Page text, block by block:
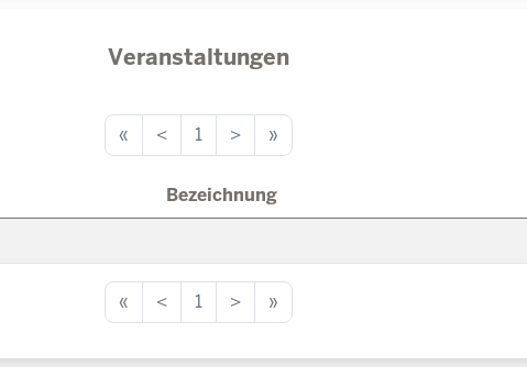
Veranstaltungen
« < 1 > »
Bezeichnung
« < 1 > »